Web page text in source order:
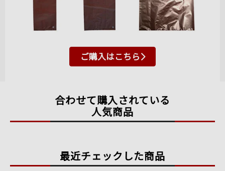
ご購入はこちら
合わせて購入されている
人気商品
最近チェックした商品